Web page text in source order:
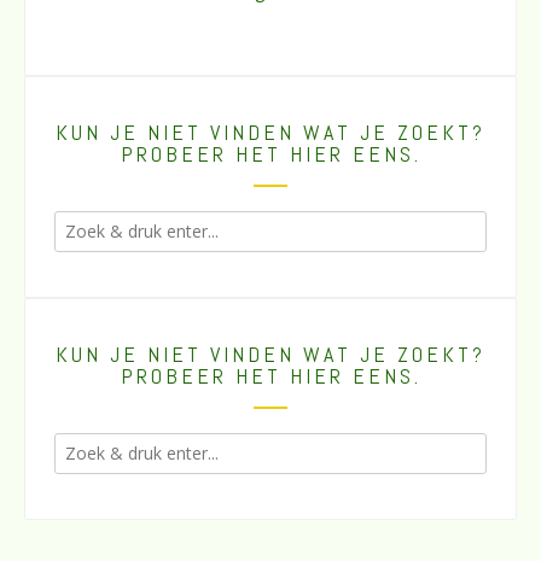
KUN JE NIET VINDEN WAT JE ZOEKT?
PROBEER HET HIER EENS.
KUN JE NIET VINDEN WAT JE ZOEKT?
PROBEER HET HIER EENS.